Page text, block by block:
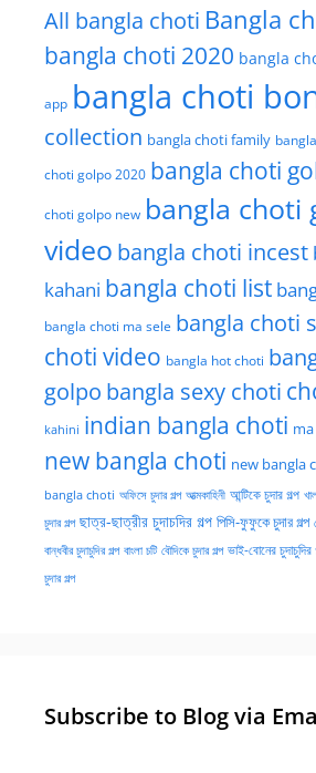
All bangla choti Bangla
bangla choti 2020 bangla
app bangla choti
collection bangla choti family
choti golpo 2020 bangla choti
choti golpo new bangla choti
video bangla choti incest
kahani bangla choti list
bangla choti ma sele bangla choti
choti video bangla hot choti
golpo bangla sexy choti
kahini indian bangla choti
new bangla choti new bangla
bangla choti অফিসে চুদার গল্প আত্মকাহিনী আন্টিকে চুদার গল্প
চুদার গল্প ছাত্র-ছাত্রীর চুদাচদির গল্প পিসি-ফুফুকে চুদার গল্প
বান্ধবীর চুদাচুদির গল্প বাংলা চটি বৌদিকে চুদার গল্প ভাই-বোনের চুদাচুদির
চুদার গল্প
Subscribe to Blog via